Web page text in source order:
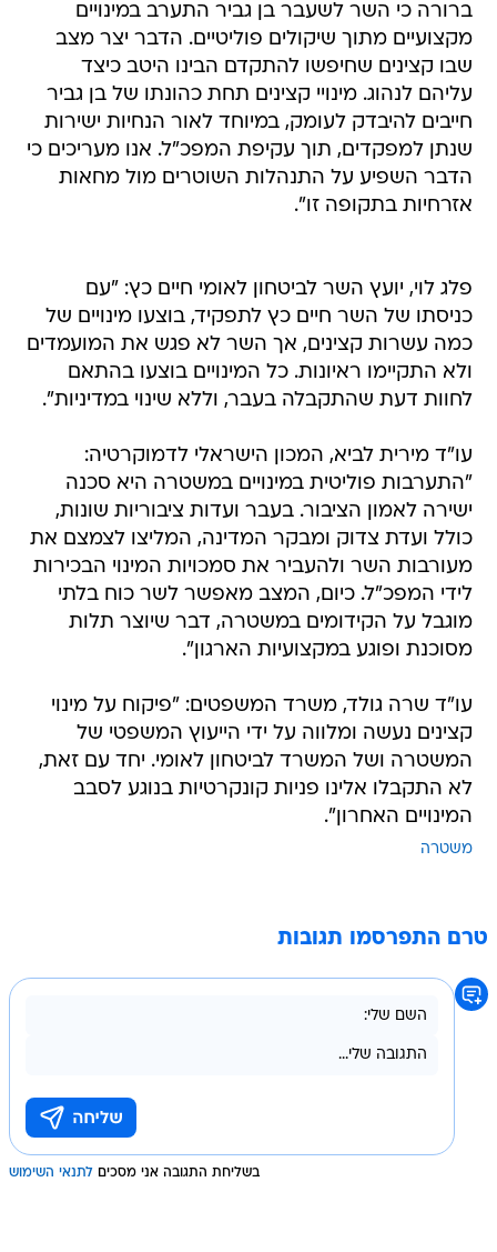
ברורה כי השר לשעבר בן גביר התערב במינויים
מקצועיים מתוך שיקולים פוליטיים. הדבר יצר מצב
שבו קצינים שחיפשו להתקדם הבינו היטב כיצד
עליהם לנהוג. מינויי קצינים תחת כהונתו של בן גביר
חייבים להיבדק לעומק, במיוחד לאור הנחיות ישירות
שנתן למפקדים, תוך עקיפת המפכ"ל. אנו מעריכים כי
הדבר השפיע על התנהלות השוטרים מול מחאות
אזרחיות בתקופה זו".
פלג לוי, יועץ השר לביטחון לאומי חיים כץ: "עם
כניסתו של השר חיים כץ לתפקיד, בוצעו מינויים של
כמה עשרות קצינים, אך השר לא פגש את המועמדים
ולא התקיימו ראיונות. כל המינויים בוצעו בהתאם
לחוות דעת שהתקבלה בעבר, וללא שינוי במדיניות".
עו"ד מירית לביא, המכון הישראלי לדמוקרטיה:
"התערבות פוליטית במינויים במשטרה היא סכנה
ישירה לאמון הציבור. בעבר ועדות ציבוריות שונות,
כולל ועדת צדוק ומבקר המדינה, המליצו לצמצם את
מעורבות השר ולהעביר את סמכויות המינוי הבכירות
לידי המפכ"ל. כיום, המצב מאפשר לשר כוח בלתי
מוגבל על הקידומים במשטרה, דבר שיוצר תלות
מסוכנת ופוגע במקצועיות הארגון".
עו"ד שרה גולד, משרד המשפטים: "פיקוח על מינוי
קצינים נעשה ומלווה על ידי הייעוץ המשפטי של
המשטרה ושל המשרד לביטחון לאומי. יחד עם זאת,
לא התקבלו אלינו פניות קונקרטיות בנוגע לסבב
המינויים האחרון".
משטרה
טרם התפרסמו תגובות
בשליחת התגובה אני מסכים לתנאי השימוש